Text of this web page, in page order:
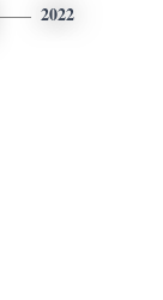
2022